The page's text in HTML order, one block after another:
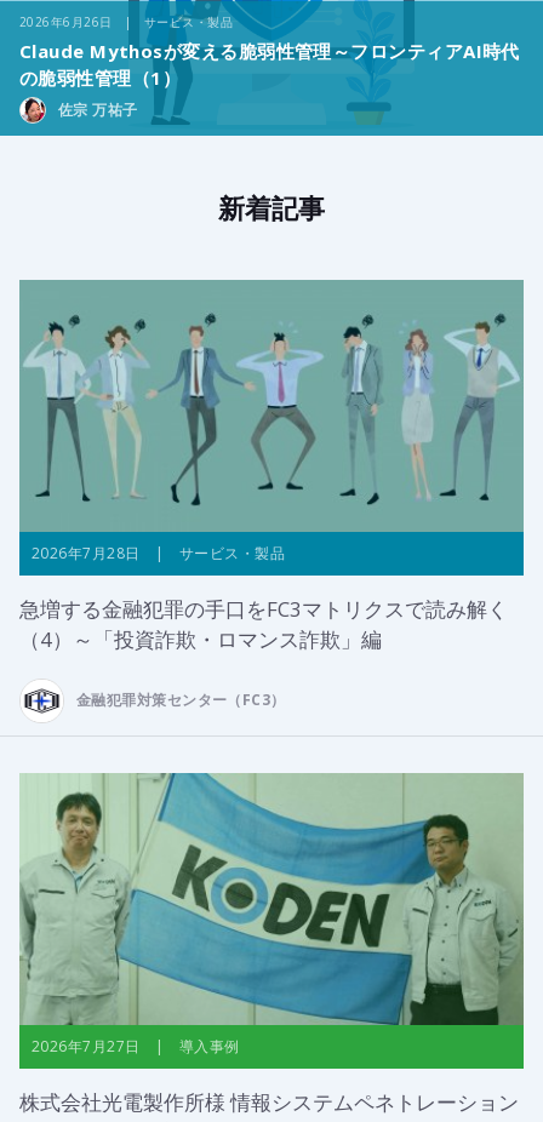
2026年6月26日 | サービス・製品
Claude Mythosが変える脆弱性管理～フロンティアAI時代
の脆弱性管理（1）
佐宗 万祐子
新着記事
2026年7月28日 | サービス・製品
急増する金融犯罪の手口をFC3マトリクスで読み解く
（4）～「投資詐欺・ロマンス詐欺」編
金融犯罪対策センター（FC3）
2026年7月27日 | 導入事例
株式会社光電製作所様 情報システムペネトレーション